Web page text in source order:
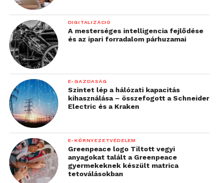
DIGITALIZÁCIÓ
A mesterséges intelligencia fejlődése
és az ipari forradalom párhuzamai
E-GAZDASÁG
Szintet lép a hálózati kapacitás
kihasználása – összefogott a Schneider
Electric és a Kraken
E-KÖRNYEZETVÉDELEM
Greenpeace logo Tiltott vegyi
anyagokat talált a Greenpeace
gyermekeknek készült matrica
tetoválásokban